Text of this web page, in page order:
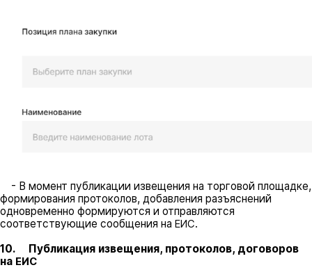
- В момент публикации извещения на торговой площадке,
формирования протоколов, добавления разъяснений
одновременно формируются и отправляются
соответствующие сообщения на ЕИС.
10. Публикация извещения, протоколов, договоров
на ЕИС